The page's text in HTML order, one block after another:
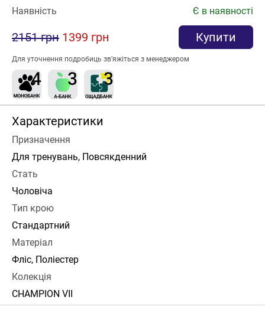
Наявність
Є в наявності
2151 грн 1399 грн Купити
Для уточнення подробиць зв’яжіться з менеджером
Характеристики
Призначення
Для тренувань, Повсякденний
Стать
Чоловіча
Тип крою
Стандартний
Матеріал
Фліс, Поліестер
Колекція
CHAMPION VII